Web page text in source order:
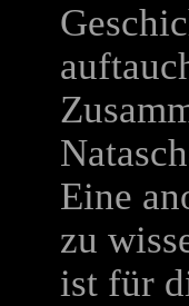
Eine
zu
ist für